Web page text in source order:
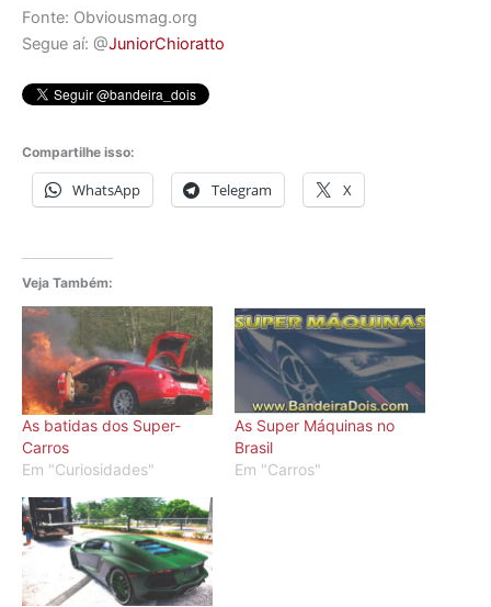
Fonte: Obviousmag.org
Segue aí: @JuniorChioratto
Compartilhe isso:
WhatsApp Telegram X
Veja Também:
As batidas dos Super-
Carros
Em "Curiosidades"
As Super Máquinas no
Brasil
Em "Carros"